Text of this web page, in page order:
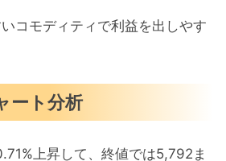
コモディティで利益を出しやす
ート分析
上昇して、終値では5,792ま